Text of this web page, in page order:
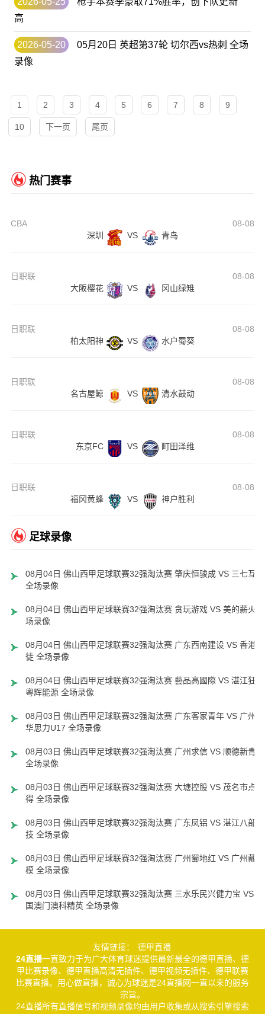
高
2026-05-20
05月20日 英超第37轮 切尔西vs热刺 全场
录像
1 2 3 4 5 6 7 8 9
10 下一页 尾页
热门赛事
CBA
08-08
深圳
VS 青岛
日职联
08-08
大阪樱花
VS 冈山绿雉
日职联
08-08
柏太阳神
VS 水户蜀葵
日职联
08-08
名古屋鲸
VS 清水鼓动
日职联
08-08
东京FC
VS 町田泽维
日职联
08-08
福冈黄蜂
VS 神户胜利
足球录像
08月04日 佛山西甲足球联赛32强淘汰赛 肇庆恒骏成 VS 三七互娱
全场录像
08月04日 佛山西甲足球联赛32强淘汰赛 贪玩游戏 VS 美的薪火
场录像
08月04日 佛山西甲足球联赛32强淘汰赛 广东西南建设 VS 香港圣
徒 全场录像
08月04日 佛山西甲足球联赛32强淘汰赛 藝品高國際 VS 湛江狂狼
粵辉能源 全场录像
08月03日 佛山西甲足球联赛32强淘汰赛 广东客家青年 VS 广州英
华思力U17 全场录像
08月03日 佛山西甲足球联赛32强淘汰赛 广州求信 VS 顺德新青年
全场录像
08月03日 佛山西甲足球联赛32强淘汰赛 大塘控股 VS 茂名市点都
得 全场录像
08月03日 佛山西甲足球联赛32强淘汰赛 广东凤铝 VS 湛江八部科
技 全场录像
08月03日 佛山西甲足球联赛32强淘汰赛 广州蜀地红 VS 广州戴拿
模 全场录像
08月03日 佛山西甲足球联赛32强淘汰赛 三水乐民兴健力宝 VS 中
国澳门澳科精英 全场录像
友情链接：
德甲直播
24直播一直致力于为广大体育球迷提供最新最全的德甲直播、德
甲比赛录像、德甲直播高清无插件、德甲视频无插件、德甲联赛
比赛直播。用心做直播，诚心为球迷是24直播网一直以来的服务
宗旨。
24直播所有直播信号和视频录像均由用户收集或从搜索引擎搜索